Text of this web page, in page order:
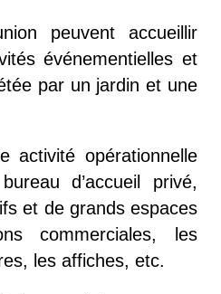
peuvent accueillir
événementielles et
par un jardin et une
activité opérationnelle
d’accueil privé,
et de grands espaces
commerciales, les
les affiches, etc.